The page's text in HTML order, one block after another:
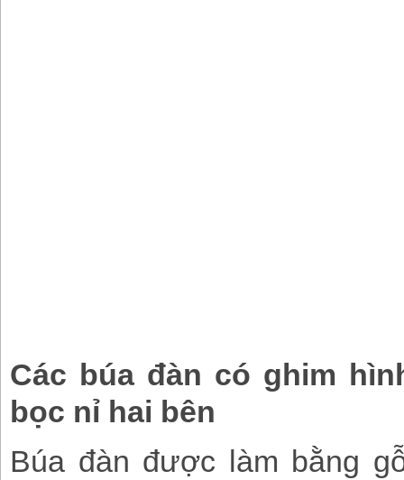
Các búa đàn có ghim
bọc nỉ hai bên
Búa đàn được làm bằng